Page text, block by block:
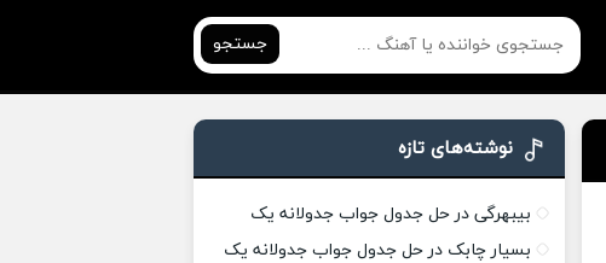
جستجو
نوشته‌های تازه
بیبهرگی در حل جدول جواب جدولانه یک
بسیار چابک در حل جدول جواب جدولانه یک